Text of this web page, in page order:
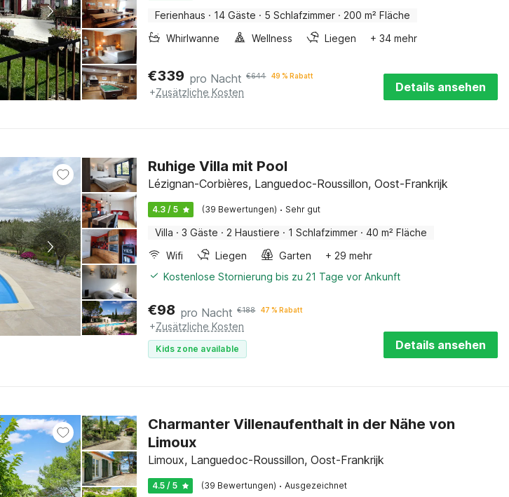
Ferienhaus · 14 Gäste · 5 Schlafzimmer · 200 m² Fläche
Whirlwanne
Wellness Liegen + 34 mehr
€339 pro Nacht €644 49 % Rabatt
+Zusätzliche Kosten Details ansehen
Ruhige Villa mit Pool
Lézignan-Corbières, Languedoc-Roussillon, Oost-Frankrijk
4.3 / 5 (39 Bewertungen) · Sehr gut
Villa · 3 Gäste · 2 Haustiere · 1 Schlafzimmer · 40 m² Fläche
Wifi
Liegen Garten
+ 29 mehr
Kostenlose Stornierung bis zu 21 Tage vor Ankunft
€98 pro Nacht €188 47 % Rabatt
+Zusätzliche Kosten
Kids zone available Details ansehen
Charmanter Villenaufenthalt in der Nähe von
Limoux
Limoux, Languedoc-Roussillon, Oost-Frankrijk
4.5 / 5 (39 Bewertungen) · Ausgezeichnet